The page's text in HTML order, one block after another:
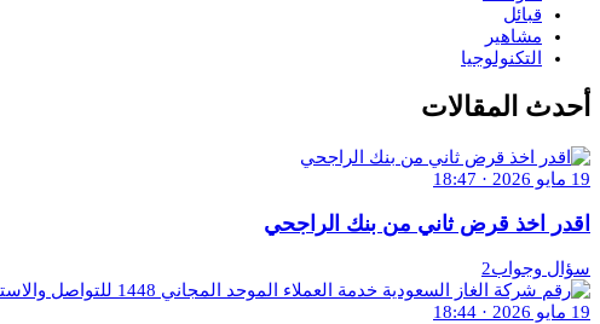
قبائل
مشاهير
التكنولوجيا
أحدث المقالات
19 مايو 2026 · 18:47
اقدر اخذ قرض ثاني من بنك الراجحي
سؤال وجواب2
19 مايو 2026 · 18:44